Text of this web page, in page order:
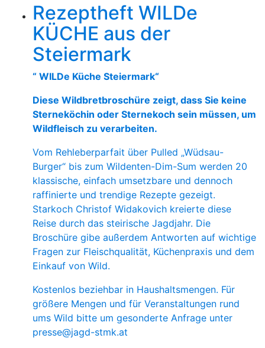
Rezeptheft WILDe
KÜCHE aus der
Steiermark
“ WILDe Küche Steiermark“
Diese Wildbretbroschüre zeigt, dass Sie keine
Sterneköchin oder Sternekoch sein müssen, um
Wildfleisch zu verarbeiten.
Vom Rehleberparfait über Pulled „Wüdsau-
Burger“ bis zum Wildenten-Dim-Sum werden 20
klassische, einfach umsetzbare und dennoch
raffinierte und trendige Rezepte gezeigt.
Starkoch Christof Widakovich kreierte diese
Reise durch das steirische Jagdjahr. Die
Broschüre gibe außerdem Antworten auf wichtige
Fragen zur Fleischqualität, Küchenpraxis und dem
Einkauf von Wild.
Kostenlos beziehbar in Haushaltsmengen. Für
größere Mengen und für Veranstaltungen rund
ums Wild bitte um gesonderte Anfrage unter
presse@jagd-stmk.at